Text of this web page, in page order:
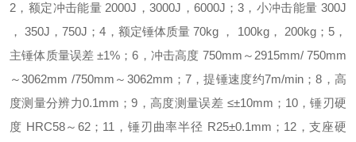
2， 额定冲击能量 2000J，3000J，6000J ； 3，小冲击能量 300J
， 350J，750J ；4， 额定锤体质量 70kg ， 100kg， 200kg； 5，
主锤体质量误差 ±1% ；6，冲击高度 750mm～2915mm/ 750mm
～3062mm /750mm～3062mm ； 7，提锤速度约7m/min ；8，高
度测量分辨力0.1mm ；9，高度测量误差 ≤±10mm ； 10，锤刃硬
度 HRC58～62 ； 11，锤刃曲率半径 R25±0.1mm ； 12，支座硬